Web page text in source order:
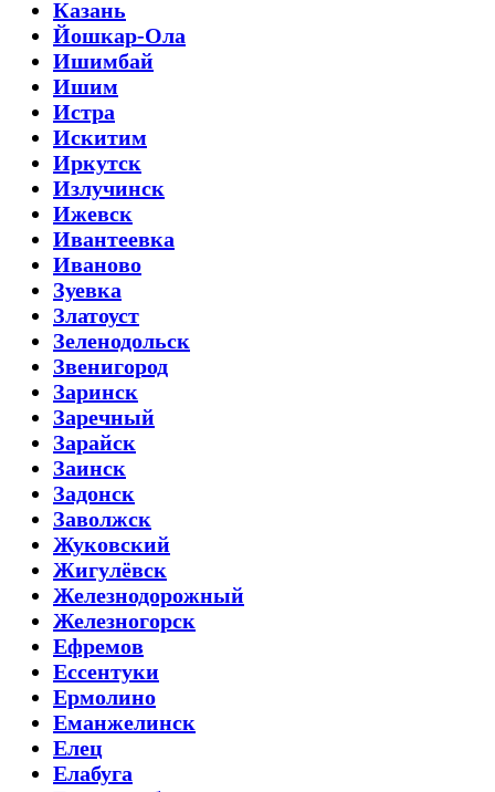
Казань
Йошкар-Ола
Ишимбай
Ишим
Истра
Искитим
Иркутск
Излучинск
Ижевск
Ивантеевка
Иваново
Зуевка
Златоуст
Зеленодольск
Звенигород
Заринск
Заречный
Зарайск
Заинск
Задонск
Заволжск
Жуковский
Жигулёвск
Железнодорожный
Железногорск
Ефремов
Ессентуки
Ермолино
Еманжелинск
Елец
Елабуга